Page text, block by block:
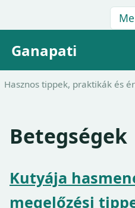
Ganapati
Hasznos tippek, praktikák és
Betegségek
Kutyája
megelőzési